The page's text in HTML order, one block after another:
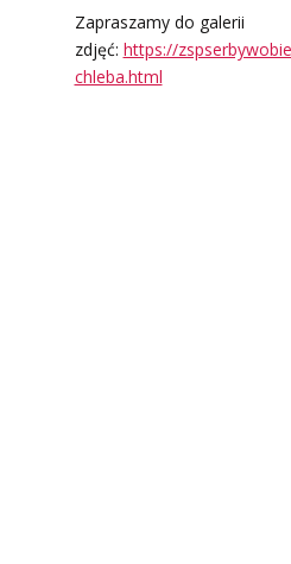
Zapraszamy do galerii
zdjęć: https://
chleba.html